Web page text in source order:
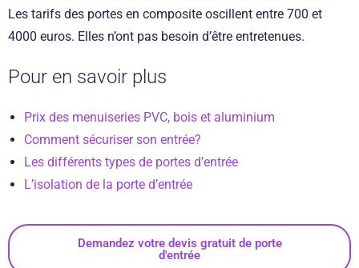
Les tarifs des portes en composite oscillent entre 700 et
4000 euros. Elles n’ont pas besoin d’être entretenues.
Pour en savoir plus
Prix des menuiseries PVC, bois et aluminium
Comment sécuriser son entrée?
Les différents types de portes d’entrée
L’isolation de la porte d’entrée
Demandez votre devis gratuit de porte
d'entrée